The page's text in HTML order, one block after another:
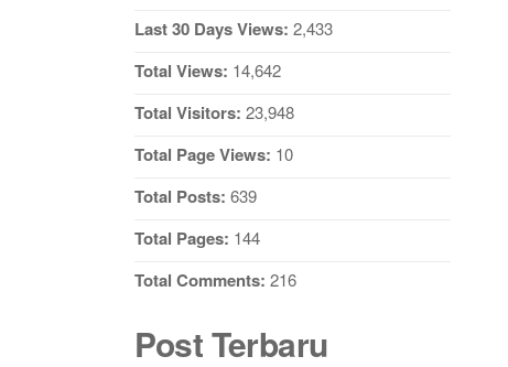
Last 30 Days Views: 2,433
Total Views: 14,642
Total Visitors: 23,948
Total Page Views: 10
Total Posts: 639
Total Pages: 144
Total Comments: 216
Post Terbaru